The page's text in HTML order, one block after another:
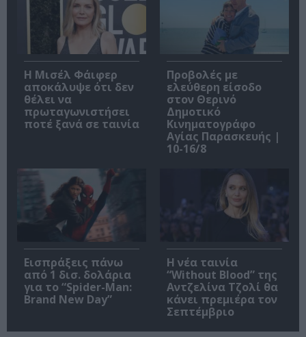
Η Μισέλ Φάιφερ
αποκάλυψε ότι δεν
θέλει να
πρωταγωνιστήσει
ποτέ ξανά σε ταινία
Προβολές με
ελεύθερη είσοδο
στον Θερινό
Δημοτικό
Κινηματογράφο
Αγίας Παρασκευής |
10-16/8
Εισπράξεις πάνω
από 1 δισ. δολάρια
για το “Spider-Man:
Brand New Day”
Η νέα ταινία
“Without Blood” της
Αντζελίνα Τζολί θα
κάνει πρεμιέρα τον
Σεπτέμβριο